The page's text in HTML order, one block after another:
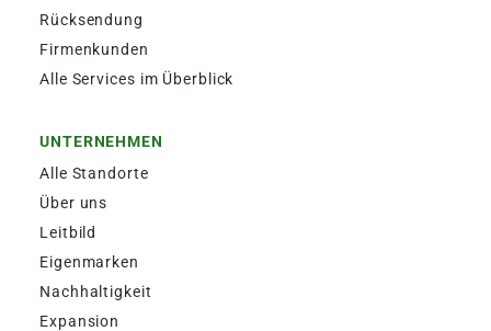
Rücksendung
Firmenkunden
Alle Services im Überblick
UNTERNEHMEN
Alle Standorte
Über uns
Leitbild
Eigenmarken
Nachhaltigkeit
Expansion